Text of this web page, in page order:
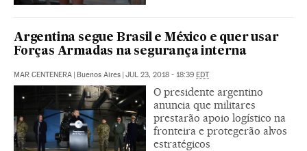
Argentina segue Brasil e México e quer usar
Forças Armadas na segurança interna
MAR CENTENERA | Buenos Aires | JUL 23, 2018 - 18:39 EDT
O presidente argentino
anuncia que militares
prestarão apoio logístico na
fronteira e protegerão alvos
estratégicos